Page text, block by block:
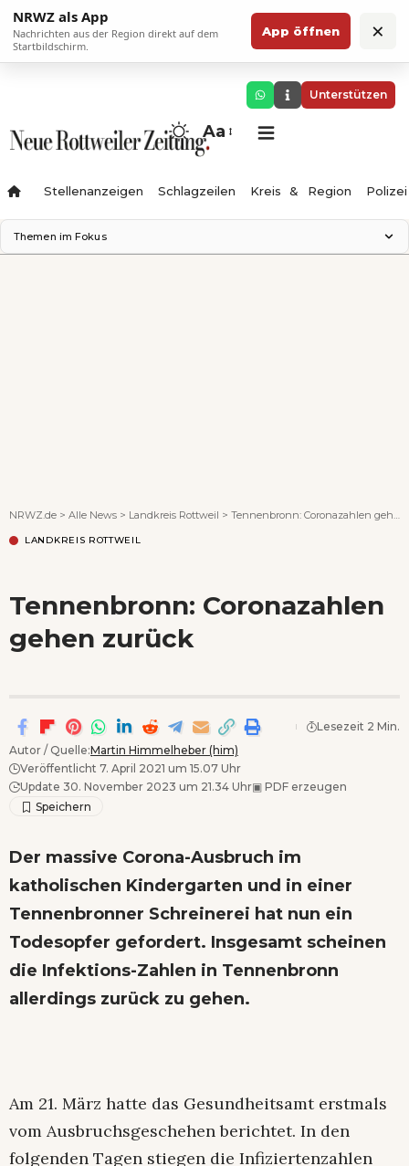
NRWZ als App
Nachrichten aus der Region direkt auf dem
Startbildschirm.
App öffnen ×
Unterstützen
Aa
Stellenanzeigen Schlagzeilen Kreis & Region Polizei
Themen im Fokus
NRWZ.de > Alle News > Landkreis Rottweil > Tennenbronn: Coronazahlen gehen zurück
LANDKREIS ROTTWEIL
Tennenbronn: Coronazahlen
gehen zurück
Autor / Quelle:Martin Himmelheber (him)
Veröffentlicht 7. April 2021 um 15.07 Uhr
Update 30. November 2023 um 21.34 Uhr▣ PDF erzeugen
Lesezeit 2 Min.
Der massive Corona-Ausbruch im
katholischen Kindergarten und in einer
Tennenbronner Schreinerei hat nun ein
Todesopfer gefordert. Insgesamt scheinen
die Infektions-Zahlen in Tennenbronn
allerdings zurück zu gehen.
Am 21. März hatte das Gesundheitsamt erstmals
vom Ausbruchsgeschehen berichtet. In den
folgenden Tagen stiegen die Infiziertenzahlen